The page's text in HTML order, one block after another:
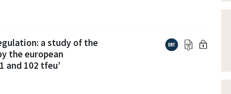
a study of the
the european
and 102 tfeu’